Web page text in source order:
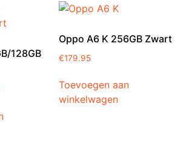
128GB
Oppo A6 K 256GB Zwart
€179.95
Toevoegen aan
winkelwagen